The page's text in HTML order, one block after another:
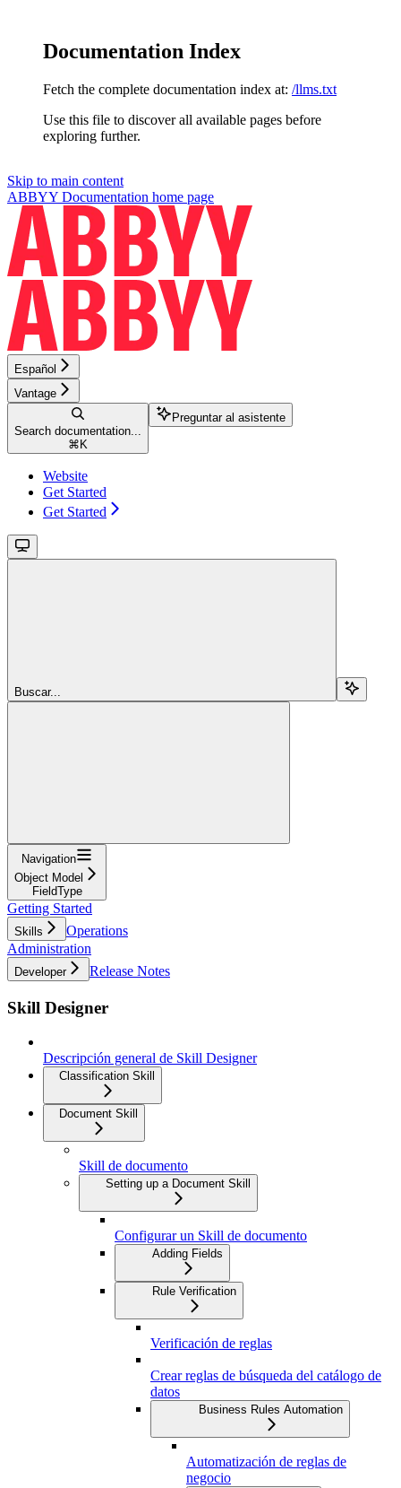
Documentation Index
Fetch the complete documentation index at: /llms.txt
Use this file to discover all available pages before
exploring further.
Skip to main content
ABBYY Documentation home page
Español
Vantage
Search documentation...
⌘ K
Preguntar al asistente
Website
Get Started
Get Started
Buscar...
Navigation
Object Model
FieldType
Getting Started
Skills
Operations
Administration
Developer Release Notes
Skill Designer
Descripción general de Skill Designer
Classification Skill
Document Skill
Skill de documento
Setting up a Document Skill
Configurar un Skill de documento
Adding Fields
Rule Verification
Verificación de reglas
Crear reglas de búsqueda del catálogo de
datos
Business Rules Automation
Automatización de reglas de
negocio